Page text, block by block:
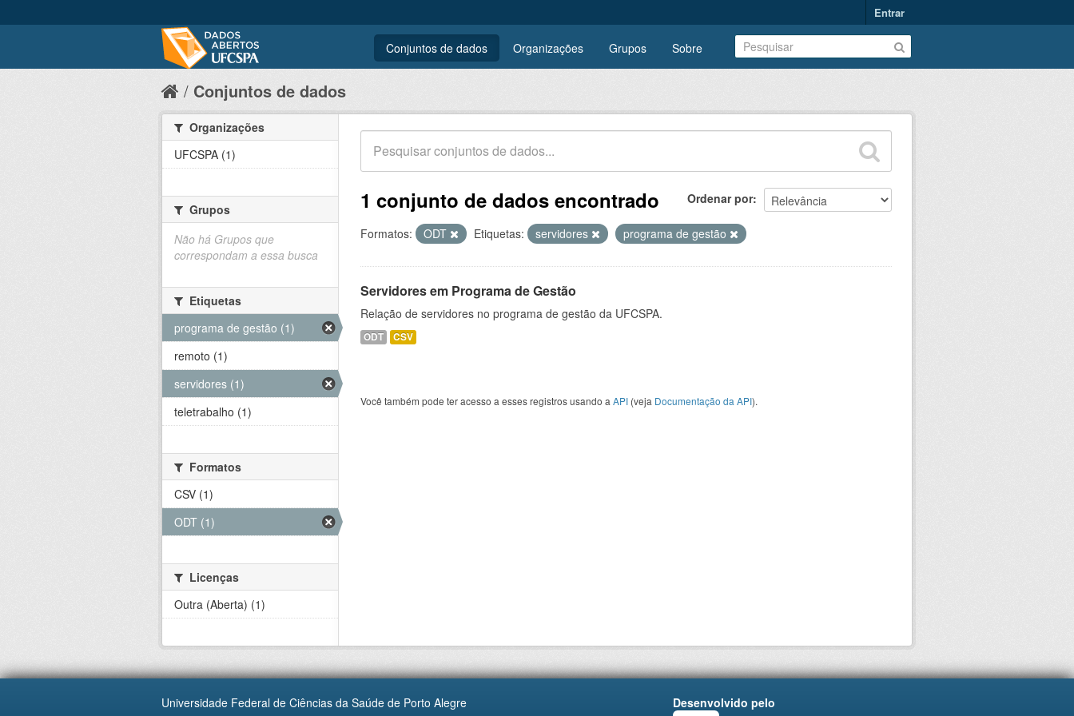
Entrar
Conjuntos de dados Organizações Grupos Sobre
Conjuntos de dados
Ordenar por
1 conjunto de dados encontrado
Formatos: ODT Etiquetas: servidores programa de gestão
Servidores em Programa de Gestão
Relação de servidores no programa de gestão da UFCSPA.
ODT CSV
Você também pode ter acesso a esses registros usando a API (veja Documentação da API).
Organizações
UFCSPA (1)
Grupos
Não há Grupos que
correspondam a essa busca
Etiquetas
programa de gestão (1)
remoto (1)
servidores (1)
teletrabalho (1)
Formatos
CSV (1)
ODT (1)
Licenças
Outra (Aberta) (1)
Universidade Federal de Ciências da Saúde de Porto Alegre
Desenvolvido pelo